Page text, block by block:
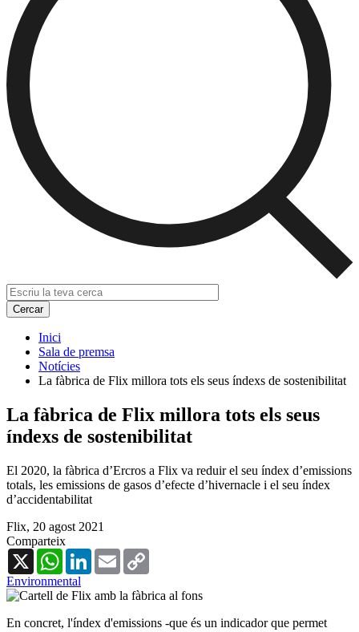
Inici
Sala de premsa
Notícies
La fàbrica de Flix millora tots els seus índexs de sostenibilitat
La fàbrica de Flix millora tots els seus
índexs de sostenibilitat
El 2020, la fàbrica d’Ercros a Flix va reduir el seu índex d’emissions
totals, les emissions de gasos d’efecte d’hivernacle i el seu índex
d’accidentabilitat
Flix, 20 agost 2021
Comparteix
X
WhatsAppLinkedInEmail
Environmental
En concret, l'índex d'emissions -que és un indicador que permet